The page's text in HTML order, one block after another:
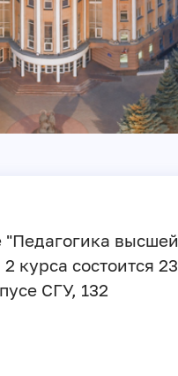
"Педагогика высшей
курса состоится 23
СГУ, 132